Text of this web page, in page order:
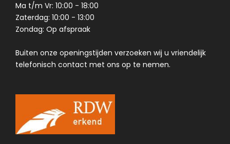
Ma t/m Vr: 10:00 - 18:00
Zaterdag: 10:00 - 13:00
Zondag: Op afspraak
Buiten onze openingstijden verzoeken wij u vriendelijk
telefonisch contact met ons op te nemen.